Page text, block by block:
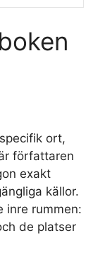
ort,
författaren
exakt
källor.
inre rummen:
de platser